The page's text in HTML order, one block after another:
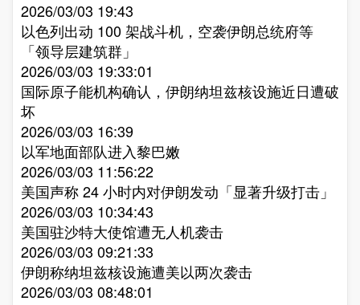
2026/03/03 19:43
以色列出动 100 架战斗机，空袭伊朗总统府等
「领导层建筑群」​
2026/03/03 19:33:01
国际原子能机构确认，伊朗纳坦兹核设施近日遭破
坏​
2026/03/03 16:39
以军地面部队进入黎巴嫩​
2026/03/03 11:56:22
美国声称 24 小时内对伊朗发动「显著升级打击」​
2026/03/03 10:34:43
美国驻沙特大使馆遭无人机袭击​
2026/03/03 09:21:33
伊朗称纳坦兹核设施遭美以两次袭击​
2026/03/03 08:48:01